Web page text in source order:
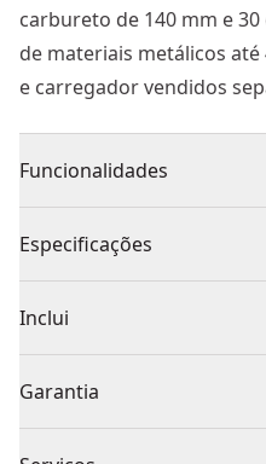
carbureto de 140 mm e
de materiais metálicos
e carregador vendidos
Funcionalidades
pastilhados carbono
profundidade constante de
Design de grande
suportar as mais adversas
Botão de travamento do
Especificações
Tipo de Produto
Voltagem
Inclui
1 x Bateria e carregador
Garantia